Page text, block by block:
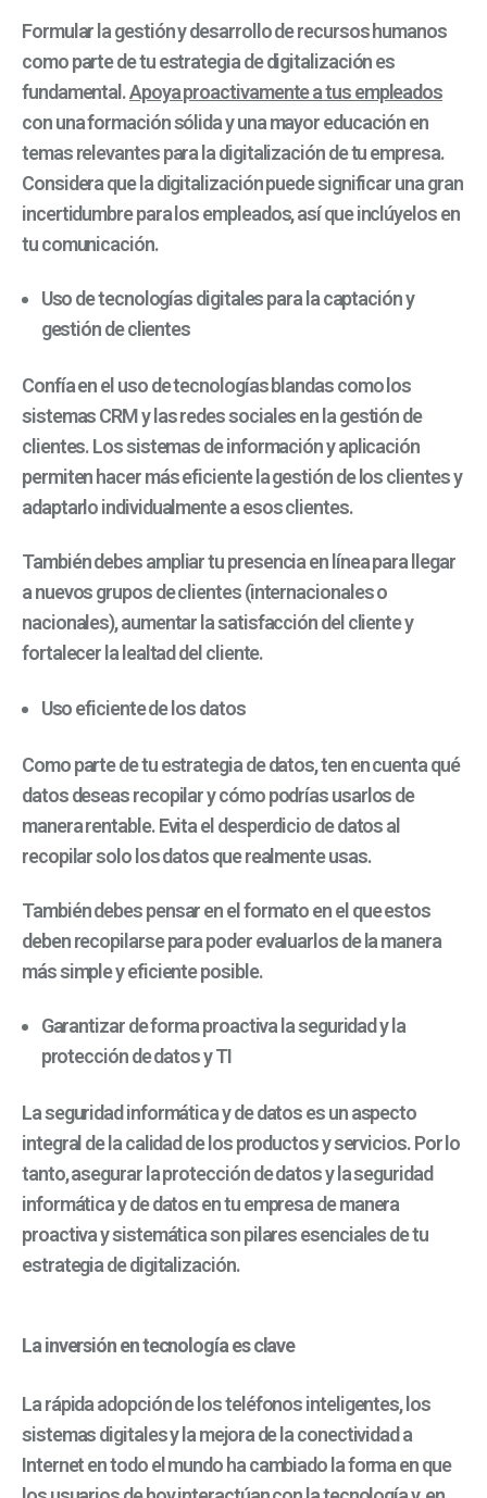
Formular la gestión y desarrollo de recursos humanos
como parte de tu estrategia de digitalización es
fundamental.Apoya proactivamente a tus empleados
con una formación sólida y una mayor educación en
temas relevantes para la digitalización de tu empresa.
Considera que la digitalización puede significar una gran
incertidumbre para los empleados, así que inclúyelos en
tu comunicación.
Uso de tecnologías digitales para la captación y
gestión de clientes
Confía en el uso detecnologías blandascomo los
sistemas CRM y las redes sociales en la gestión de
clientes. Los sistemas de información y aplicación
permiten hacer más eficiente la gestión de los clientes y
adaptarlo individualmente a esos clientes.
También debes ampliar tu presencia en línea para llegar
a nuevos grupos de clientes (internacionales o
nacionales), aumentar la satisfacción del cliente y
fortalecer la lealtad del cliente.
Uso eficiente de los datos
Como parte de tu estrategia de datos, ten en cuenta qué
datos deseas recopilar y cómo podrías usarlos de
manera rentable. Evita el desperdicio de datos al
recopilar solo los datos que realmente usas.
También debes pensar en el formato en el que estos
deben recopilarse para poder evaluarlos de la manera
más simple y eficiente posible.
Garantizar de forma proactiva la seguridad y la
protección de datos y TI
La seguridad informática y de datos es un aspecto
integral de la calidad de los productos y servicios. Por lo
tanto, asegurar la protección de datos y la seguridad
informática y de datos en tu empresa de manera
proactiva y sistemática son pilares esenciales de tu
estrategia de digitalización.
La inversión en tecnología es clave
La rápida adopción de los teléfonos inteligentes,los
sistemas digitalesy la mejora de la conectividad a
Internet en todo el mundo ha cambiado la forma en que